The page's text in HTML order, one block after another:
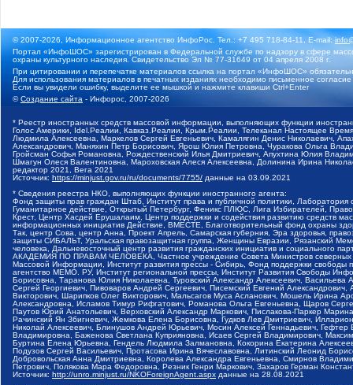
© 2007-2026, Информационное агентство ИнфоРос. Тел.: +7 495 718-84-11, E-mail:
Портал «ИнфоШОС» зарегистрирован в Федеральной службе по надзору в сфере
охраны культурного наследия. Свидетельство Эл № 77-31649 от 04 апреля 2008 г.
При цитировании и перепечатке материалов ссылка на портал «ИнфоШОС»
Для использования материалов в печатных изданиях необходимо письменное
Если вы увидели ошибку, выделите ее мышкой и нажмите клавиши Ctrl+Enter
©Создание сайта - Инфорос, 2007-2026
* Реестр иностранных средств массовой информации, выполняющих функции
Голос Америки, Idel.Реалии, Кавказ.Реалии, Крым.Реалии, Телеканал Настоящее
Людмила Алексеевна, Маркелов Сергей Евгеньевич, Камалягин Денис Николаевич,
Александрович, Маняхин Петр Борисович, Ярош Юлия Петровна, Чуракова Ольга
Гройсман Софья Романовна, Рождественский Илья Дмитриевич, Апухтина Юлия
Шмагун Олеся Валентиновна, Мароховская Алеся Алексеевна, Долинина Ирина
редактор 2021, Вега 2021
Источник: https://minjust.gov.ru/ru/documents/7755/ данные на 03.09.2021
* Сведения реестра НКО, выполняющих функции иностранного агента:
Фонд защиты прав граждан Штаб, Институт права и публичной политики,
Гуманитарное действие, Открытый Петербург, Феникс ПЛЮС, Лига Избирателей,
Крест, Центр Хасдей Ерушалаим, Центр поддержки и содействия развитию средств
информационных инициатив Действие, ВМЕСТЕ, Благотворительный фонд охраны
Так, центр Сова, центр Анна, Проект Апрель, Самарская губерния, Эра здоровья,
защиты СИБАЛЬТ, Уральская правозащитная группа, Женщины Евразии, Рязанский
человека, Дальневосточный центр развития гражданских инициатив и социального
АКАДЕМИЯ ПО ПРАВАМ ЧЕЛОВЕКА, Частное учреждение Совета Министров северных
Массовой Информации, Институт развития прессы - Сибирь, Фонд поддержки
агентство МЕМО. РУ, Институт региональной прессы, Институт Развития Свободы
Борисовна, Таранова Юлия Николаевна, Туровский Александр Алексеевич,
Сергей Георгиевич, Пивоваров Андрей Сергеевич, Писемский Евгений
Викторович, Шарипков Олег Викторович, Мальсагов Муса Асланович, Мошель Ирина
Александровна, Исламов Тимур Рифгатович, Романова Ольга Евгеньевна, Щаров
Паутов Юрий Анатольевич, Верховский Александр Маркович, Пислакова-Паркер
Рачинский Ян Збигневич, Жемкова Елена Борисовна, Гудков Лев Дмитриевич,
Николай Алексеевич, Блинушов Андрей Юрьевич, Мосин Алексей Геннадьевич,
Владимировна, Баженова Светлана Куприяновна, Исаев Сергей Владимирович,
Буртина Елена Юрьевна, Гендель Людмила Залмановна, Кокорина Екатерина
Подузов Сергей Васильевич, Протасова Ирина Вячеславовна, Литинский Леонид
Добровольская Анна Дмитриевна, Королева Александра Евгеньевна, Смирнов
Петрович, Полякова Мара Федоровна, Резник Генри Маркович, Захаров Герман
Источник: http://unro.minjust.ru/NKOForeignAgent.aspx данные на 28.08.2021